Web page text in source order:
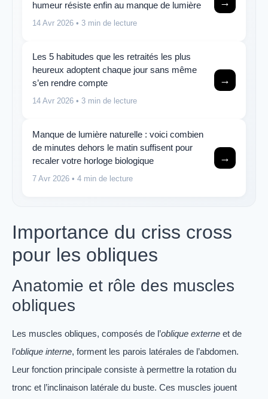
humeur résiste enfin au manque de lumière
14 Avr 2026 • 3 min de lecture
→
Les 5 habitudes que les retraités les plus
heureux adoptent chaque jour sans même
s’en rendre compte
14 Avr 2026 • 3 min de lecture
→
Manque de lumière naturelle : voici combien
de minutes dehors le matin suffisent pour
recaler votre horloge biologique
7 Avr 2026 • 4 min de lecture
→
Importance du criss cross
pour les obliques
Anatomie et rôle des muscles
obliques
Les muscles obliques, composés de l’oblique externe et de
l’oblique interne, forment les parois latérales de l’abdomen.
Leur fonction principale consiste à permettre la rotation du
tronc et l’inclinaison latérale du buste. Ces muscles jouent